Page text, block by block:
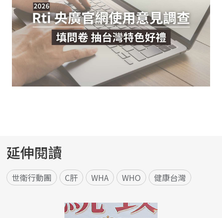
延伸閱讀
世衛行動團 C肝 WHA WHO 健康台灣